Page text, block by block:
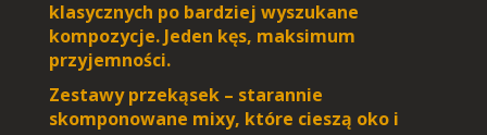
klasycznych po bardziej wyszukane
kompozycje. Jeden kęs, maksimum
przyjemności.
Zestawy przekąsek – starannie
skomponowane mixy, które cieszą oko i